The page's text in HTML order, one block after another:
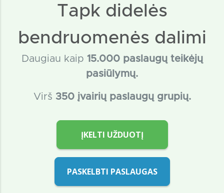
Tapk didelės
bendruomenės dalimi
Daugiau kaip 15.000 paslaugų teikėjų
pasiūlymų.
Virš 350 įvairių paslaugų grupių.
ĮKELTI UŽDUOTĮ
PASKELBTI PASLAUGAS